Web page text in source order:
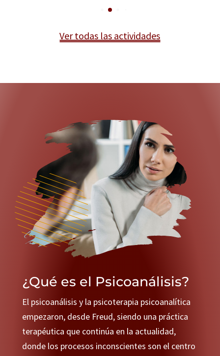
Ver todas las actividades
¿Qué es el Psicoanálisis?
El psicoanálisis y la psicoterapia psicoanalítica
empezaron, desde Freud, siendo una práctica
terapéutica que continúa en la actualidad,
donde los procesos inconscientes son el centro